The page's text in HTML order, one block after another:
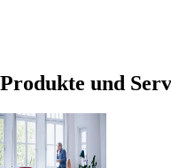
Produkte und